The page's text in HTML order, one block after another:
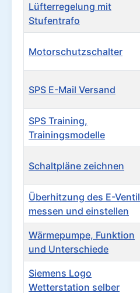
Lüfterregelung mit
Stufentrafo
Motorschutzschalter
SPS E-Mail Versand
SPS Training,
Trainingsmodelle
Schaltpläne zeichnen
Überhitzung des E-Ventil
messen und einstellen
Wärmepumpe, Funktion
und Unterschiede
Siemens Logo
Wetterstation selber